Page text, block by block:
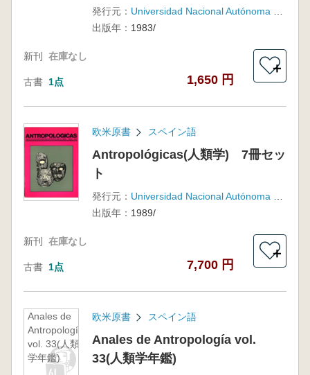
発行元：
出版年： 1983/
新刊 在庫なし
古書 1点 1,650 円
＋
欧米原書 スペイン語
Antropológicas(人類学) 7冊セッ
ト
発行元：
出版年： 1989/
新刊 在庫なし
古書 1点 7,700 円
＋
Anales de
Antropología
vol. 33(人類
学年鑑)
欧米原書 スペイン語
Anales de Antropología vol.
33(人類学年鑑)